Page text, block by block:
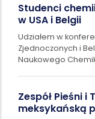
Studenci
w USA i Belgii
Udziałem w
Zjednoczonych i
Naukowego
Zespół Pieśni i
meksykańską